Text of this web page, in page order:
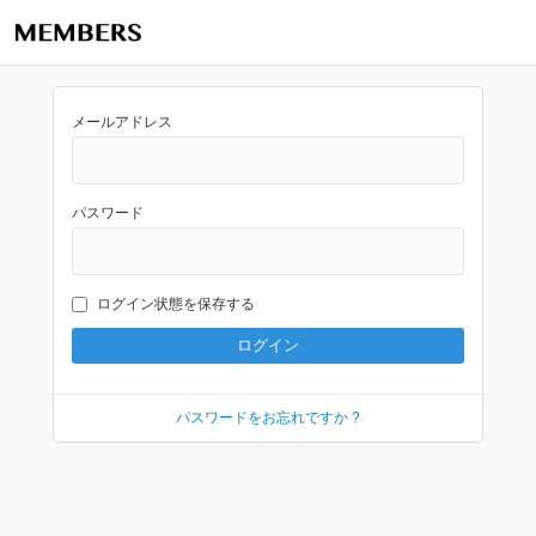
メールアドレス
パスワード
ログイン状態を保存する
パスワードをお忘れですか ?